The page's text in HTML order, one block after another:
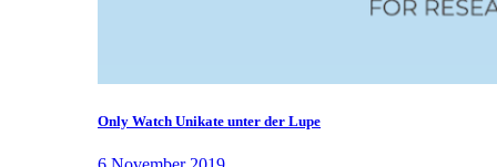
Only Watch Unikate unter der Lupe